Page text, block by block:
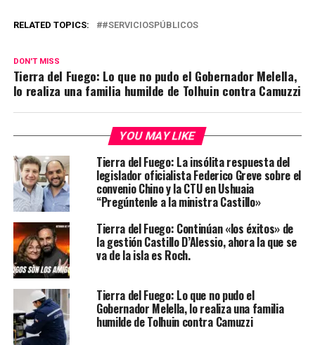
RELATED TOPICS: #SERVICIOSPÚBLICOS
DON'T MISS
Tierra del Fuego: Lo que no pudo el Gobernador Melella,
lo realiza una familia humilde de Tolhuin contra Camuzzi
YOU MAY LIKE
Tierra del Fuego: La insólita respuesta del
legislador oficialista Federico Greve sobre el
convenio Chino y la CTU en Ushuaia
“Pregúntenle a la ministra Castillo»
Tierra del Fuego: Continúan «los éxitos» de
la gestión Castillo D’Alessio, ahora la que se
va de la isla es Roch.
Tierra del Fuego: Lo que no pudo el
Gobernador Melella, lo realiza una familia
humilde de Tolhuin contra Camuzzi